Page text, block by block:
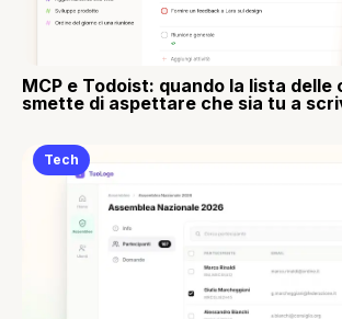
MCP e Todoist: quando la lista delle
smette di aspettare che sia tu a
Tech